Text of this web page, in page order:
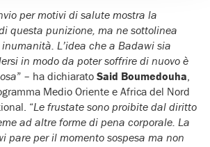
per motivi di salute mostra la
questa punizione, ma ne sottolinea
L’idea che a Badawi sia
in modo da poter soffrire di nuovo è
” – ha dichiarato Said Boumedouha
Medio Oriente e Africa del Nord
“Le frustate sono proibite dal diritto
ad altre forme di pena corporale. La
pare per il momento sospesa ma non